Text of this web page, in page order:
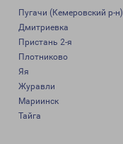
Пугачи (Кемеровский р-н)
Дмитриевка
Пристань 2-я
Плотниково
Яя
Журавли
Мариинск
Тайга